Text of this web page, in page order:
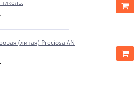
(литая) Preciosa AN